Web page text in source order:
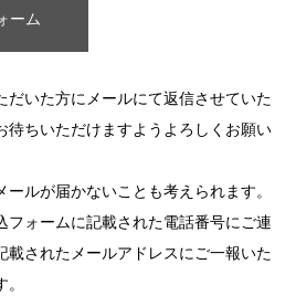
ーム
だいた方にメールにて返信させていた
待ちいただけますようよろしくお願い
ルが届かないことも考えられます。
フォームに記載された電話番号にご連
載されたメールアドレスにご一報いた